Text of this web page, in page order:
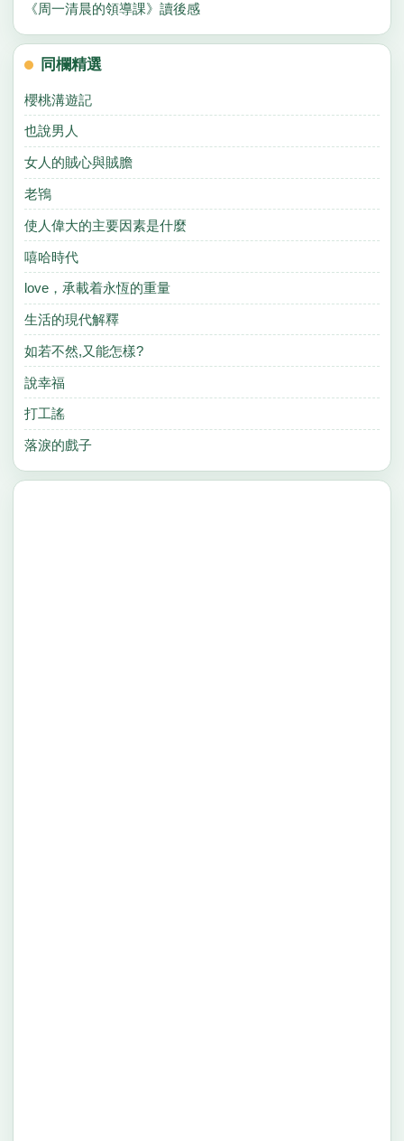
《周一清晨的領導課》讀後感
同欄精選
櫻桃溝遊記
也說男人
女人的賊心與賊膽
老鴇
使人偉大的主要因素是什麼
嘻哈時代
love，承載着永恆的重量
生活的現代解釋
如若不然,又能怎樣?
說幸福
打工謠
落淚的戲子